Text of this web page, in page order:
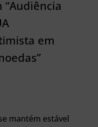
em
mantém estável